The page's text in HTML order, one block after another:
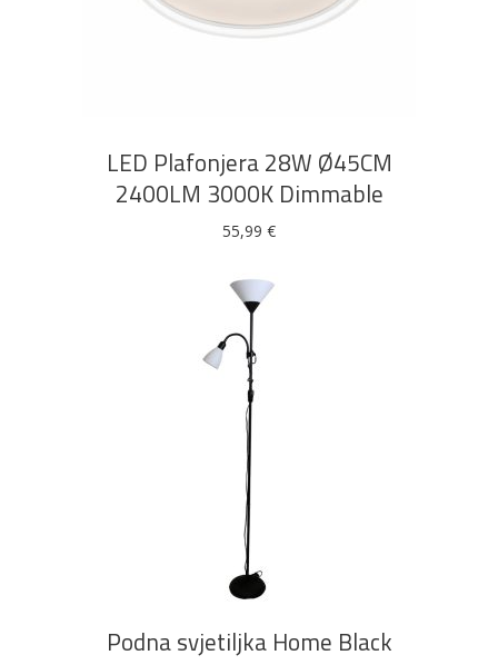
LED Plafonjera 28W Ø45CM
2400LM 3000K Dimmable
55,99 €
DODAJ U KOŠARICU
Podna svjetiljka Home Black